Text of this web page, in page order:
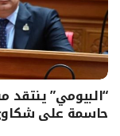
“البيومي” ينتقد
حاسمة على